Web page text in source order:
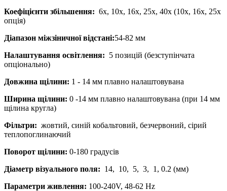
Коефіцієнти збільшення: 6х, 10х, 16х, 25х, 40х (10х, 16х, 25х
опція)
Діапазон міжзіничної відстані:54-82 мм
Налаштування освітлення: 5 позицій (безступінчата
опціонально)
Довжина щілини: 1 - 14 мм плавно налаштовувана
Ширина щілини: 0 -14 мм плавно налаштовувана (при 14 мм
щілина кругла)
Фільтри: жовтий, синій кобальтовий, безчервоний, сірий
теплопоглинаючий
Поворот щілини: 0-180 градусів
Діаметр візуального поля: 14, 10, 5, 3, 1, 0.2 (мм)
Параметри живлення: 100-240V, 48-62 Hz